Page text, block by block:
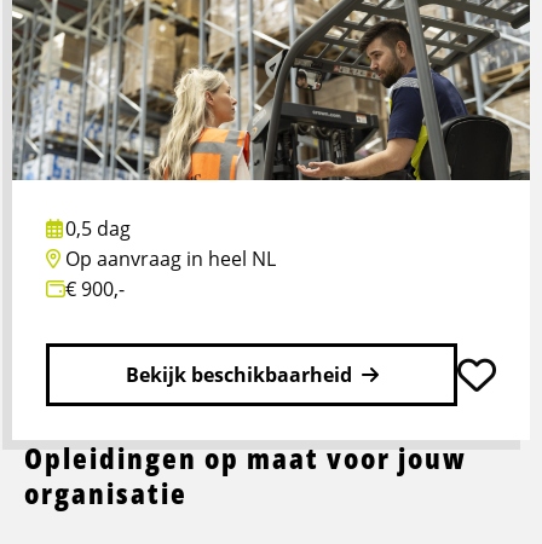
0,5 dag
Op aanvraag in heel NL
€ 900,-
Bekijk beschikbaarheid
Lees
meer
over
Opleidingen op maat voor jouw
organisatie